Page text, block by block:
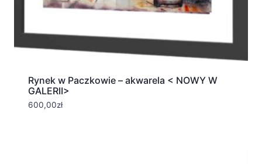
Rynek w Paczkowie – akwarela < NOWY W
GALERII>
600,00zł